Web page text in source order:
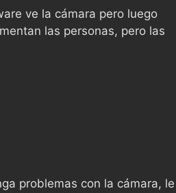
ve la cámara pero luego
las personas, pero las
problemas con la cámara, le